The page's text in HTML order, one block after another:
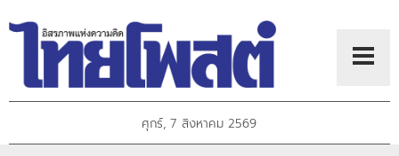
ศุกร์, 7 สิงหาคม 2569